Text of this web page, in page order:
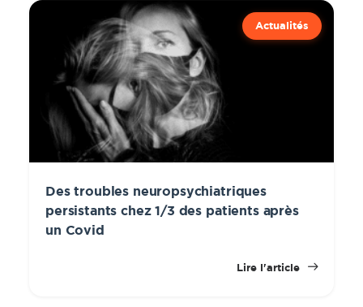
Actualités
Des troubles neuropsychiatriques
persistants chez 1/3 des patients après
un Covid
Lire l'article